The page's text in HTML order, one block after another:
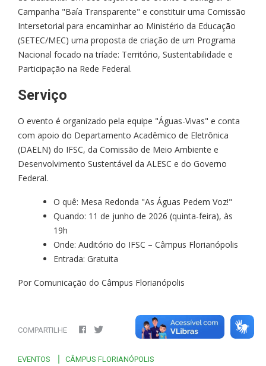
Campanha "Baía Transparente" e constituir uma Comissão
Intersetorial para encaminhar ao Ministério da Educação
(SETEC/MEC) uma proposta de criação de um Programa
Nacional focado na tríade: Território, Sustentabilidade e
Participação na Rede Federal.
Serviço
O evento é organizado pela equipe "Águas-Vivas" e conta
com apoio do Departamento Acadêmico de Eletrônica
(DAELN) do IFSC, da Comissão de Meio Ambiente e
Desenvolvimento Sustentável da ALESC e do Governo
Federal.
O quê: Mesa Redonda "As Águas Pedem Voz!"
Quando: 11 de junho de 2026 (quinta-feira), às
19h
Onde: Auditório do IFSC – Câmpus Florianópolis
Entrada: Gratuita
Por Comunicação do Câmpus Florianópolis
COMPARTILHE
EVENTOS CÂMPUS FLORIANÓPOLIS